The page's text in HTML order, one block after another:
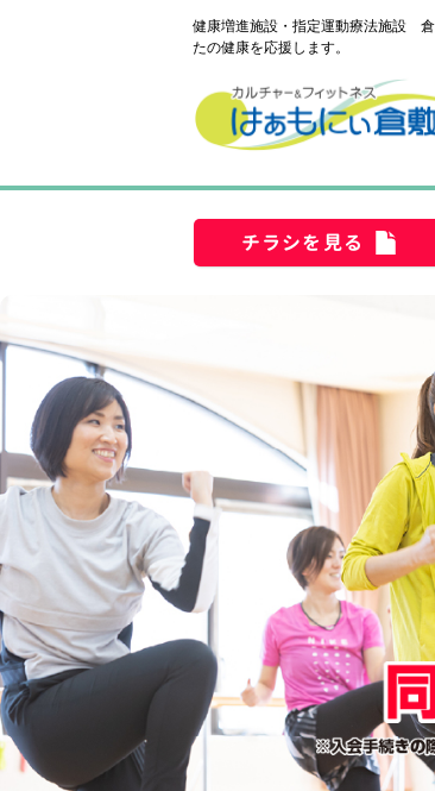
健康増進施設・指定運動療法施設
たの健康を応援します。
チラシを見る